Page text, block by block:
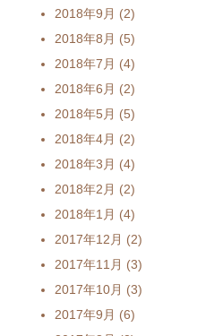
2018年9月 (2)
2018年8月 (5)
2018年7月 (4)
2018年6月 (2)
2018年5月 (5)
2018年4月 (2)
2018年3月 (4)
2018年2月 (2)
2018年1月 (4)
2017年12月 (2)
2017年11月 (3)
2017年10月 (3)
2017年9月 (6)